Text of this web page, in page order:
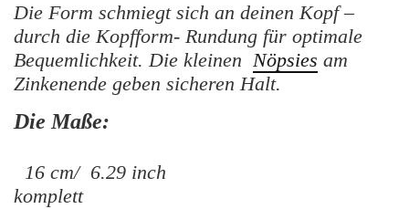
Die Form schmiegt sich an deinen Kopf –
durch die Kopfform- Rundung für optimale
Bequemlichkeit. Die kleinen Nöpsies am
Zinkenende geben sicheren Halt.
Die Maße:
16 cm/ 6.29 inch
komplett